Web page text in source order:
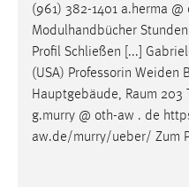
(961) 382-1401 a.herma
Modulhandbücher
Profil Schließen [...]
(USA) Professorin Weiden
Hauptgebäude, Raum 203
g.murry @ oth-aw . de
aw.de/murry/ueber/ Zum